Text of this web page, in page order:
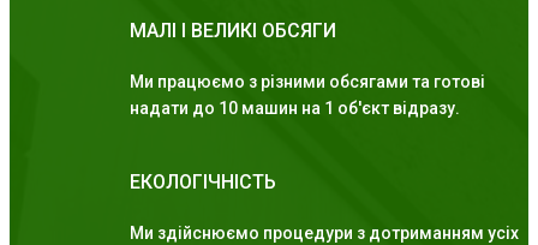
МАЛІ І ВЕЛИКІ ОБСЯГИ
Ми працюємо з різними обсягами та готові
надати до 10 машин на 1 об'єкт відразу.
ЕКОЛОГІЧНІСТЬ
Ми здійснюємо процедури з дотриманням усіх